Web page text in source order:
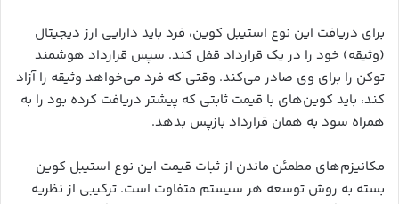
برای دریافت این نوع استیبل کوین، فرد باید دارایی ارز دیجیتال
(وثیقه) خود را در یک قرارداد قفل کند. سپس قرارداد هوشمند
توکن را برای وی صادر می‌کند. وقتی که فرد می‌خواهد وثیقه را آزاد
کند، باید کوین‌های با قیمت ثابتی که پیشتر دریافت کرده بود را به
همراه سود به همان قرارداد بازپس بدهد.
مکانیزم‌های مطمئن ماندن از ثبات قیمت این نوع استیبل کوین
بسته به روش توسعه هر سیستم متفاوت است. ترکیبی از نظریه